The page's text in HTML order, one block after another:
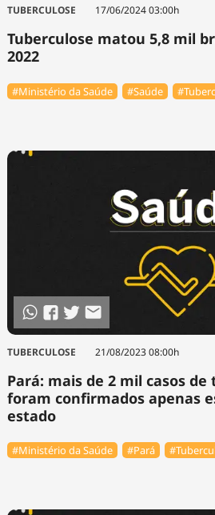
TUBERCULOSE 17/06/2024 03:00h
Tuberculose matou 5,8 mil
2022
#Ministério da Saúde #Saúde
TUBERCULOSE 21/08/2023 08:00h
Pará: mais de 2 mil casos
foram confirmados apenas
estado
#Ministério da Saúde #Pará